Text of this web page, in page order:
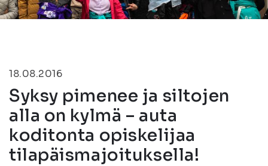
18.08.2016
Syksy pimenee ja siltojen
alla on kylmä – auta
koditonta opiskelijaa
tilapäismajoituksella!